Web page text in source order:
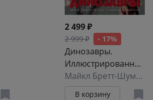
2 499 ₽
2 999 ₽ - 17%
Динозавры.
Иллюстрированны
й атлас
Майкл Бретт-Шуман
В корзину